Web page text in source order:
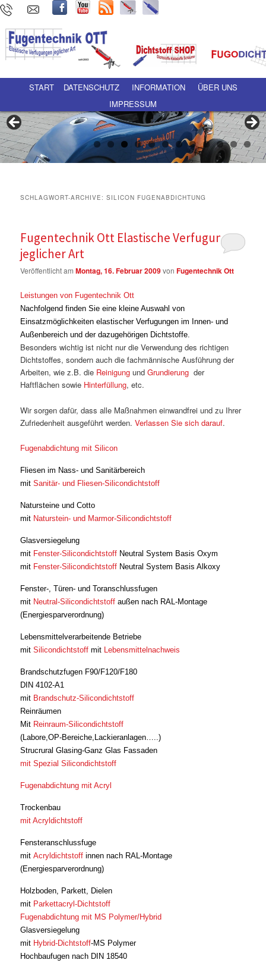
Hauptmenü Zum Inhalt wechseln
Zum sekundären Inhalt wechseln
START DATENSCHUTZ INFORMATION
ÜBER UNS
IMPRESSUM
SCHLAGWORT-ARCHIVE:SILICON FUGENABDICHTUNG
Fugentechnik Ott Elastische Verfugungen
jeglicher Art
Veröffentlicht amMontag, 16. Februar 2009vonFugentechnik Ott
Leistungen von Fugentechnik Ott
Nachfolgend finden Sie eine kleine Auswahl von
Einsatzmöglichkeiten elastischer Verfugungen im Innen- und
Außenbereich und der dazugehörigen Dichtstoffe.
Besonders wichtig ist nicht nur die Verwendung des richtigen
Dichtstoffes, sondern auch die fachmännische Ausführung der
Arbeiten, wie z.B. die Reinigung undGrundierung der
Haftflächen sowie Hinterfüllung, etc.
Wir sorgen dafür, dass alle Maßnahmen einwandfrei und zu Ihrer
Zufriedenheit ausgeführt werden.Verlassen Sie sich darauf.
Fugenabdichtung mit Silicon
Fliesen im Nass- und Sanitärbereich
mitSanitär- und Fliesen-Silicondichtstoff
Natursteine und Cotto
mit Naturstein- und Marmor-Silicondichtstoff
Glasversiegelung
mit Fenster-Silicondichtstoff Neutral System Basis Oxym
mit Fenster-Silicondichtstoff Neutral System Basis Alkoxy
Fenster-, Türen- und Toranschlussfugen
mit Neutral-Silicondichtstoffaußen nach RAL-Montage
(Energiesparverordnung)
Lebensmittelverarbeitende Betriebe
mitSilicondichtstoff mit Lebensmittelnachweis
Brandschutzfugen F90/F120/F180
DIN 4102-A1
mit Brandschutz-Silicondichtstoff
Reinräumen
Mit Reinraum-Silicondichtstoff
(Labore,OP-Bereiche,Lackieranlagen…..)
Strucrural Glasing-Ganz Glas Fassaden
mit Spezial Silicondichtstoff
Fugenabdichtung mit Acryl
Trockenbau
mit Acryldichtstoff
Fensteranschlussfuge
mitAcryldichtstoffinnen nach RAL-Montage
(Energiesparverordnung)
Holzboden, Parkett, Dielen
mit Parkettacryl-Dichtstoff
Fugenabdichtung mit MS Polymer/Hybrid
Glasversiegelung
mit Hybrid-Dichtstoff-MS Polymer
Hochbaufugen nach DIN 18540